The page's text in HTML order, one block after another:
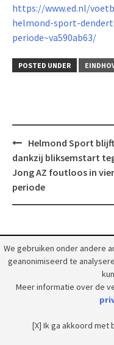
https://www.ed.nl/
helmond-sport-
periode~va590ab63/
POSTED UNDER
Post
navigation
Helmond Sport blijft
dankzij bliksemstart
Jong AZ foutloos in
periode
© 2018 Grootpeelland. Alle
We gebruiken onder andere
geanonimiseerd te
Meer informatie over de
[X] Ik ga akkoord met